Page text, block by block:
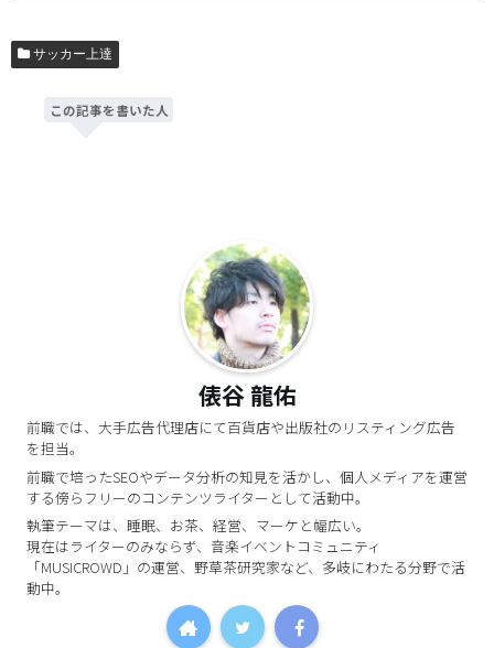
サッカー上達
この記事を書いた人
俵谷 龍佑
前職では、大手広告代理店にて百貨店や出版社のリスティング広告
を担当。
前職で培ったSEOやデータ分析の知見を活かし、個人メディアを運営
する傍らフリーのコンテンツライターとして活動中。
執筆テーマは、睡眠、お茶、経営、マーケと幅広い。
現在はライターのみならず、音楽イベントコミュニティ
「MUSICROWD」の運営、野草茶研究家など、多岐にわたる分野で活
動中。